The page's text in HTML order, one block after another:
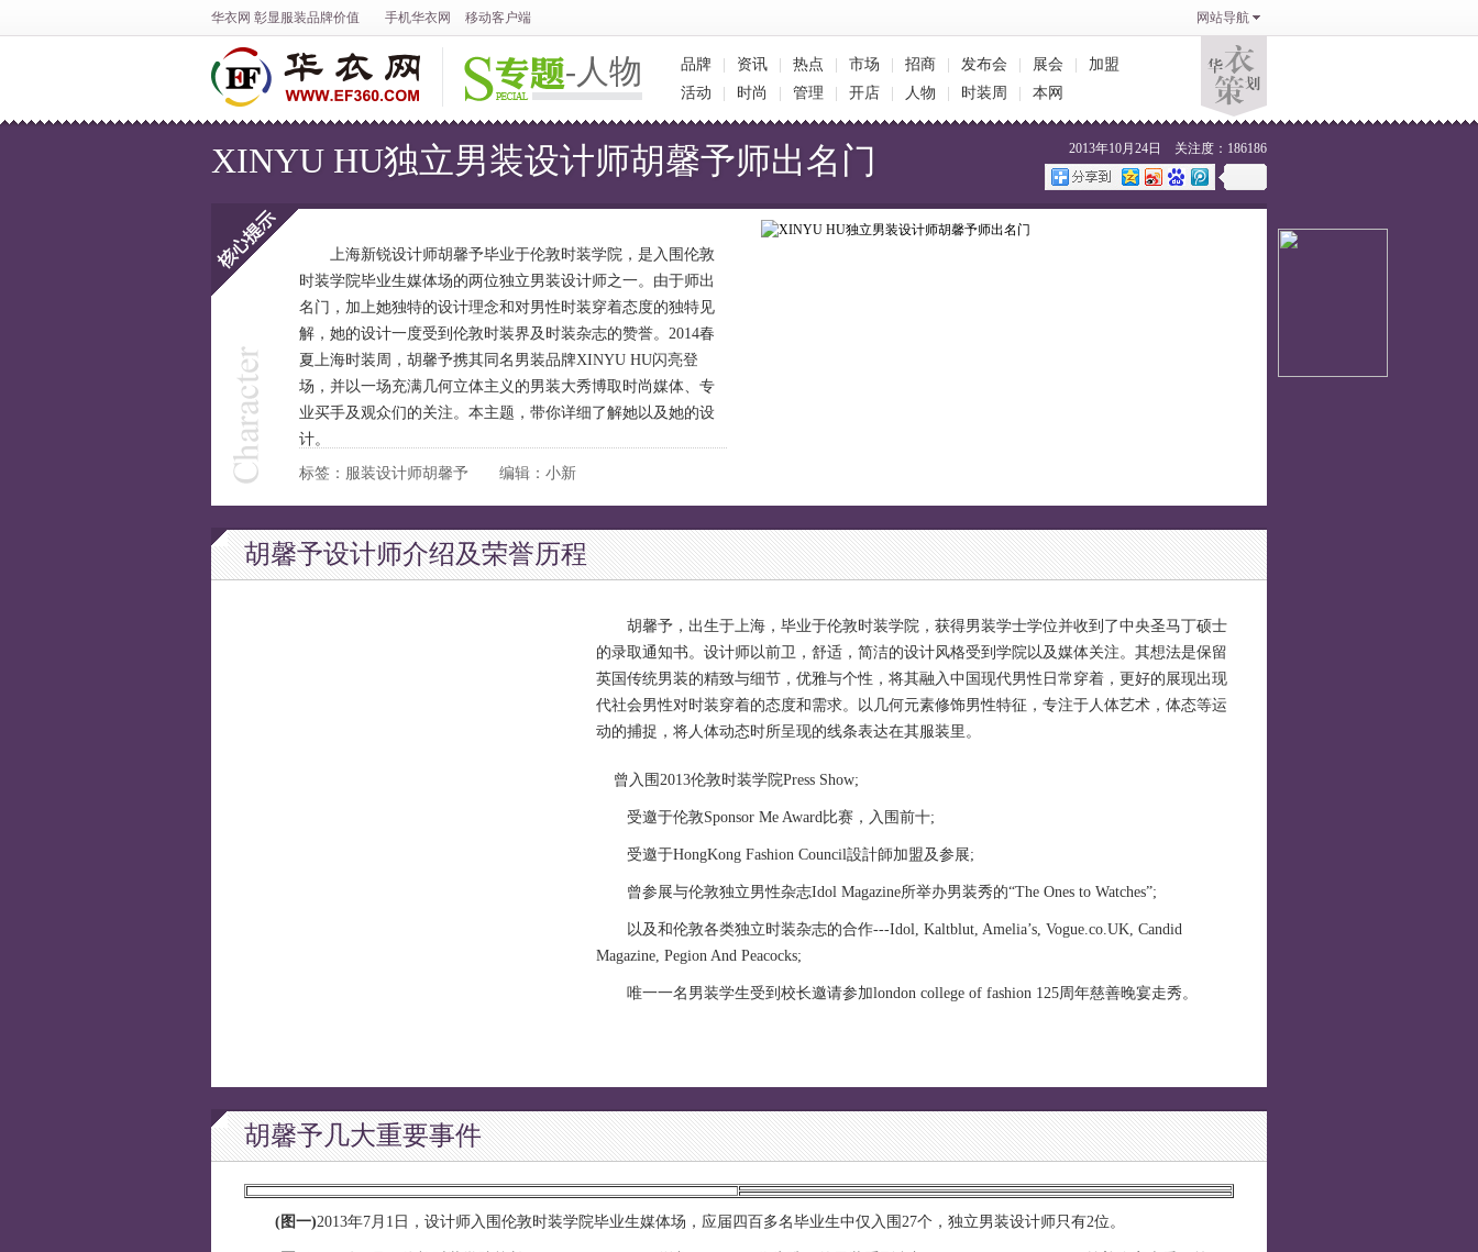
华衣网 彰显服装品牌价值 手机华衣网 移动客户端 网站导航
-人物 品牌 资讯 热点 市场 招商 发布会 展会
加盟
活动
时尚 管理 开店 人物 时装周 本网
XINYU HU独立男装设计师胡馨予师出名门 2013年10月24日 关注度：186186
上海新锐设计师胡馨予毕业于伦敦时装学院，是入围伦敦
时装学院毕业生媒体场的两位独立男装设计师之一。由于师出
名门，加上她独特的设计理念和对男性时装穿着态度的独特见
解，她的设计一度受到伦敦时装界及时装杂志的赞誉。2014春
夏上海时装周，胡馨予携其同名男装品牌XINYU HU闪亮登
场，并以一场充满几何立体主义的男装大秀博取时尚媒体、专
业买手及观众们的关注。本主题，带你详细了解她以及她的设
计。
标签：服装设计师胡馨予 编辑：小新
胡馨予设计师介绍及荣誉历程
胡馨予，出生于上海，毕业于伦敦时装学院，获得男装学士学位并收到了中央圣马丁硕士
的录取通知书。设计师以前卫，舒适，简洁的设计风格受到学院以及媒体关注。其想法是保留
英国传统男装的精致与细节，优雅与个性，将其融入中国现代男性日常穿着，更好的展现出现
代社会男性对时装穿着的态度和需求。以几何元素修饰男性特征，专注于人体艺术，体态等运
动的捕捉，将人体动态时所呈现的线条表达在其服装里。
曾入围2013伦敦时装学院Press Show;
受邀于伦敦Sponsor Me Award比赛，入围前十;
受邀于HongKong Fashion Council設計師加盟及参展;
曾参展与伦敦独立男性杂志Idol Magazine所举办男装秀的“The Ones to Watches”;
以及和伦敦各类独立时装杂志的合作---Idol, Kaltblut, Amelia’s, Vogue.co.UK, Candid
Magazine, Pegion And Peacocks;
唯一一名男装学生受到校长邀请参加london college of fashion 125周年慈善晚宴走秀。
胡馨予几大重要事件
(图一)2013年7月1日，设计师入围伦敦时装学院毕业生媒体场，应届四百多名毕业生中仅入围27个，独立男装设计师只有2位。